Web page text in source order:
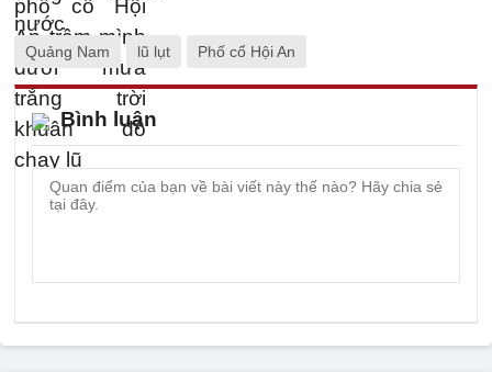
Quảng Nam lũ lụt Phố cổ Hội An
Bình luận